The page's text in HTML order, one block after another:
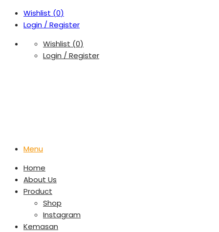
Wishlist (0)
Login / Register
Wishlist (0)
Login / Register
Menu
Home
About Us
Product
Shop
Instagram
Kemasan